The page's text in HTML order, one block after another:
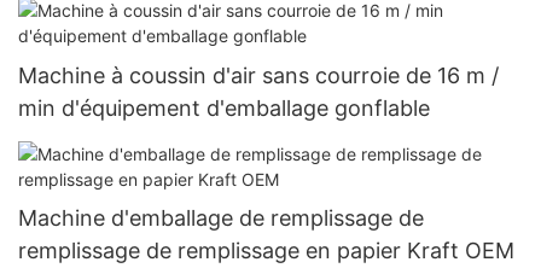
Machine à coussin d'air sans courroie de 16 m /
min d'équipement d'emballage gonflable
Machine d'emballage de remplissage de
remplissage de remplissage en papier Kraft OEM